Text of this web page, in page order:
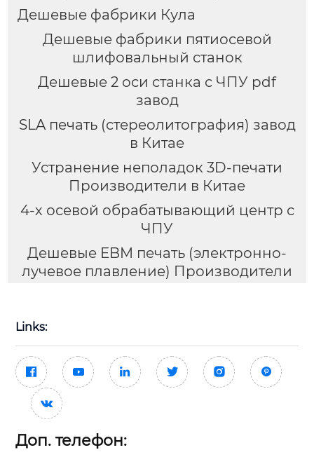
Дешевые фабрики Кула
Дешевые фабрики пятиосевой
шлифовальный станок
Дешевые 2 оси станка с ЧПУ pdf
завод
SLA печать (стереолитография) завод
в Китае
Устранение неполадок 3D-печати
Производители в Китае
4-х осевой обрабатывающий центр с
ЧПУ
Дешевые EBM печать (электронно-
лучевое плавление) Производители
Links:
     

Доп. телефон: